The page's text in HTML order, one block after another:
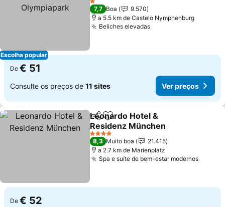
Escolha popular
1 Estrelas
7,7 Boa
9.570
a 5.5 km de Castelo Nymphenburg
Beliches elevadas
De € 51
Consulte os preços de 11 sites Ver preços
PartilharAdicionar aos favoritos
Leonardo Hotel &
Residenz München
4 Estrelas
8,3 Muito boa
21.415
a 2.7 km de Marienplatz
Spa e suíte de bem-estar modernos
De € 52